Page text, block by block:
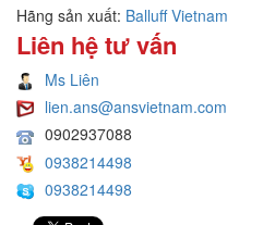
Hãng sản xuất: Balluff Vietnam
Liên hệ tư vấn
Ms Liên
lien.ans@ansvietnam.com
0902937088
0938214498
0938214498